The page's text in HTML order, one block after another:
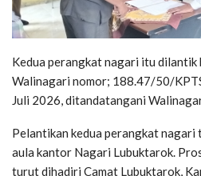
Kedua perangkat nagari itu dilantik
Walinagari nomor; 188.47/50/
Juli 2026, ditandatangani
Pelantikan kedua perangkat
aula kantor Nagari Lubuktarok.
turut dihadiri Camat Lubuktarok,